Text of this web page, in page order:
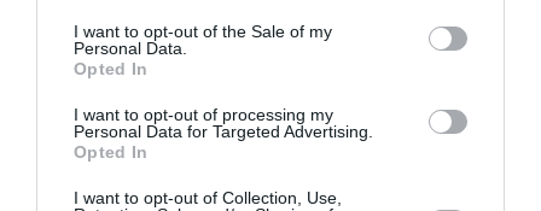
I want to opt-out of the Sale of my
Personal Data.
Opted In
I want to opt-out of processing my
Personal Data for Targeted Advertising.
Opted In
I want to opt-out of Collection, Use,